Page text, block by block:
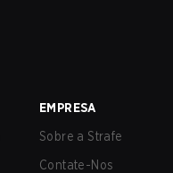
EMPRESA
Sobre a Strafe
Contate-Nos